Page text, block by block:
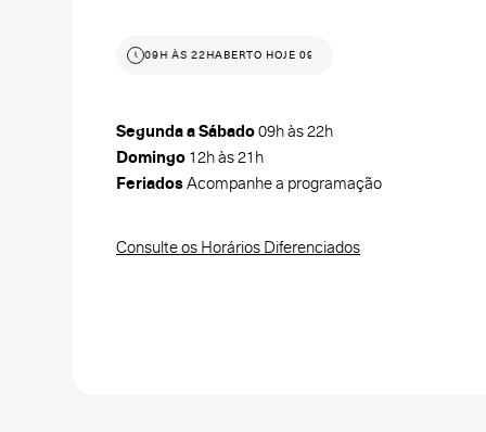
ABERTO HOJE 09H ÀS 22HABERTO HOJE 09H ÀS 22H
Segunda a Sábado09h às 22h
Domingo 12h às 21h
FeriadosAcompanhe a programação
Consulte os Horários Diferenciados